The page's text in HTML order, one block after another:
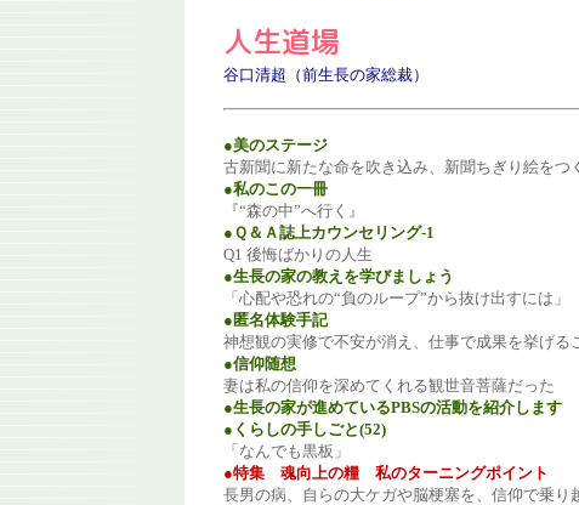
人生道場
谷口清超（前生長の家総裁）
●美のステージ
古新聞に新たな命を吹き込み、新聞ちぎり絵をつ
●私のこの一冊
『“森の中”へ行く』
●Ｑ＆Ａ誌上カウンセリング-1
Q1 後悔ばかりの人生
●生長の家の教えを学びましょう
「心配や恐れの“負のループ”から抜け出すには」
●匿名体験手記
神想観の実修で不安が消え、仕事で成果を挙げる
●信仰随想
妻は私の信仰を深めてくれる観世音菩薩だった
●生長の家が進めているPBSの活動を紹介します
●くらしの手しごと(52)
「なんでも黒板」
●特集 魂向上の糧 私のターニングポイント
長男の病、自らの大ケガや脳梗塞を、信仰で乗り